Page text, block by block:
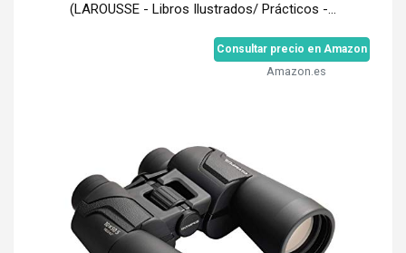
(LAROUSSE - Libros Ilustrados/ Prácticos -...
Consultar precio en Amazon
Amazon.es